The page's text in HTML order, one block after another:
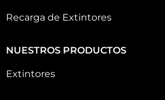
Recarga de Extintores
NUESTROS PRODUCTOS
Extintores